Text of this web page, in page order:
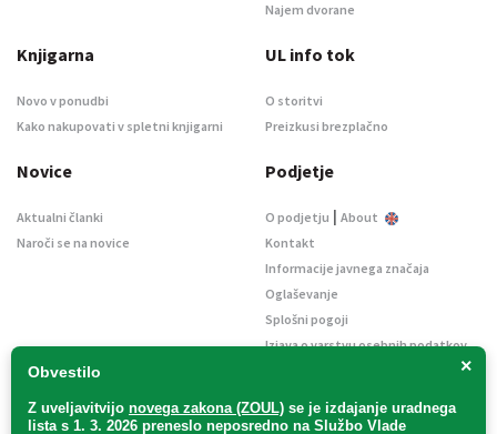
×
Obvestilo
Z uveljavitvijo novega zakona (ZOUL) se je izdajanje uradnega
lista s 1. 3. 2026 preneslo neposredno na Službo Vlade
Najem dvorane
Knjigarna
Novo v ponudbi
Kako nakupovati v spletni knjigarni
UL info tok
O storitvi
Preizkusi brezplačno
Novice
Aktualni članki
Naroči se na novice
Podjetje
O podjetju
About
Kontakt
Informacije javnega značaja
Oglaševanje
Splošni pogoji
Izjava o varstvu osebnih podatkov